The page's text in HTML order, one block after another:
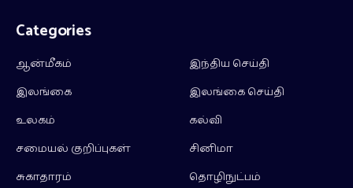
Categories
ஆன்மீகம்
இந்திய செய்தி
இலங்கை
இலங்கை செய்தி
உலகம்
கல்வி
சமையல் குறிப்புகள்
சினிமா
சுகாதாரம்
தொழிநுட்பம்